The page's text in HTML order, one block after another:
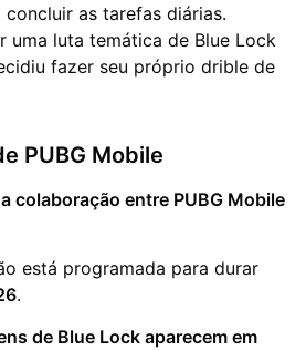
as tarefas diárias.
uma luta temática de Blue Lock
fazer seu próprio drible de
PUBG Mobile
colaboração entre PUBG Mobile
está programada para durar
.
de Blue Lock aparecem em